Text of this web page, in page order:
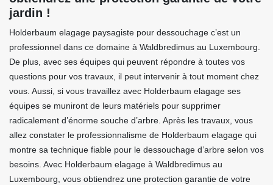
jardin !
Holderbaum elagage paysagiste pour dessouchage c’est un
professionnel dans ce domaine à Waldbredimus au Luxembourg.
De plus, avec ses équipes qui peuvent répondre à toutes vos
questions pour vos travaux, il peut intervenir à tout moment chez
vous. Aussi, si vous travaillez avec Holderbaum elagage ses
équipes se muniront de leurs matériels pour supprimer
radicalement d’énorme souche d’arbre. Après les travaux, vous
allez constater le professionnalisme de Holderbaum elagage qui
montre sa technique fiable pour le dessouchage d’arbre selon vos
besoins. Avec Holderbaum elagage à Waldbredimus au
Luxembourg, vous obtiendrez une protection garantie de votre